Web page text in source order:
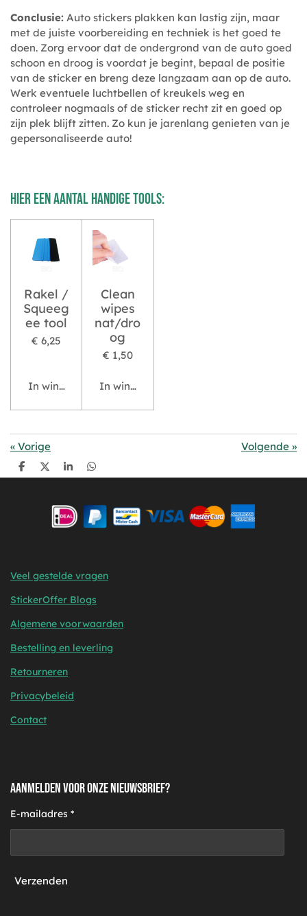
Conclusie: Auto stickers plakken kan lastig zijn, maar
met de juiste voorbereiding en techniek is het goed te
doen. Zorg ervoor dat de ondergrond van de auto goed
schoon en droog is voordat je begint, bepaal de positie
van de sticker en breng deze langzaam aan op de auto.
Werk eventuele luchtbellen of kreukels weg en
controleer nogmaals of de sticker recht zit en goed op
zijn plek blijft zitten. Zo kun je jarenlang genieten van je
gepersonaliseerde auto!
Hier een aantal handige tools:
Rakel /
Squeeg
ee tool
€ 6,25
In winkelwagen
Clean
wipes
nat/dro
og
€ 1,50
In winkelwagen
« Vorige Volgende »
D
e
D
e
S
h
e
D
e
n
Veel gestelde vragen
StickerOffer Blogs
Algemene voorwaarden
Bestelling en leverling
Retourneren
Privacybeleid
Contact
AANMELDEN VOOR ONZE NIEUWSBRIEF?
E-mailadres *
Verzenden